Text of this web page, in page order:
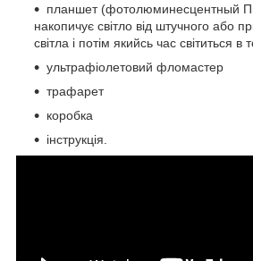
планшет (фотолюминесцентный
накопичує світло від штучного або
світла і потім якийсь час світиться в
ультрафіолетовий фломастер
трафарет
коробка
інструкція.